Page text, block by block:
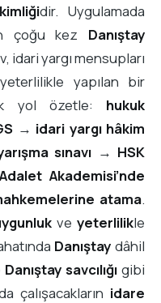
dir. Uygulamada
çoğu kez Danıştay
idari yargı mensupları
yapılan bir
yol özetle: hukuk
→ idari yargı hâkim
sınavı → HSK
Akademisi’nde
atama.
ve yeterlilikle
Danıştay dâhil
Danıştay savcılığı gibi
çalışacakların idare